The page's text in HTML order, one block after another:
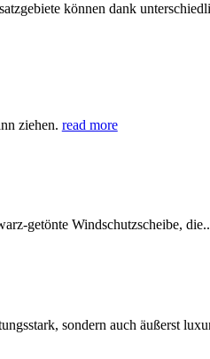
können dank
ziehen. read more
getönte Windschutzscheibe,
sondern auch äußerst